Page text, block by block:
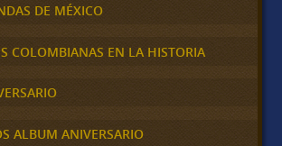
DE MÉXICO
COLOMBIANAS EN LA HISTORIA
ALBUM ANIVERSARIO